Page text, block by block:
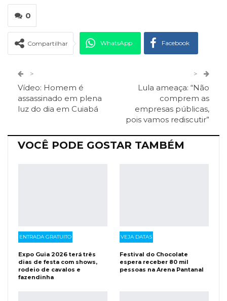
0
Compartilhar WhatsApp Facebook
ReddIt Pinterest
Viber O email
>
Vídeo: Homem é
assassinado em plena
luz do dia em Cuiabá
>
Lula ameaça: “Não
comprem as
empresas públicas,
pois vamos rediscutir”
VOCÊ PODE GOSTAR TAMBÉM
ENTRADA GRATUITO
Expo Guia 2026 terá três
dias de festa com shows,
rodeio de cavalos e
fazendinha
VEJA DATAS
Festival do Chocolate
espera receber 80 mil
pessoas na Arena Pantanal